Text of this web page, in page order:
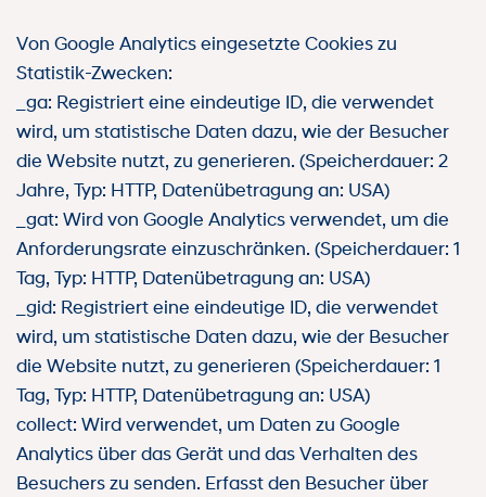
Von Google Analytics eingesetzte Cookies zu
Statistik-Zwecken:
_ga: Registriert eine eindeutige ID, die verwendet
wird, um statistische Daten dazu, wie der Besucher
die Website nutzt, zu generieren. (Speicherdauer: 2
Jahre, Typ: HTTP, Datenübetragung an: USA)
_gat: Wird von Google Analytics verwendet, um die
Anforderungsrate einzuschränken. (Speicherdauer: 1
Tag, Typ: HTTP, Datenübetragung an: USA)
_gid: Registriert eine eindeutige ID, die verwendet
wird, um statistische Daten dazu, wie der Besucher
die Website nutzt, zu generieren (Speicherdauer: 1
Tag, Typ: HTTP, Datenübetragung an: USA)
collect: Wird verwendet, um Daten zu Google
Analytics über das Gerät und das Verhalten des
Besuchers zu senden. Erfasst den Besucher über